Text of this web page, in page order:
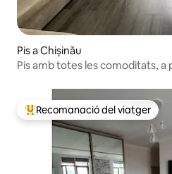
Pis a Chișinău
Pis amb totes les comoditats,
Principals recomanacions dels
Recomanació del viatger